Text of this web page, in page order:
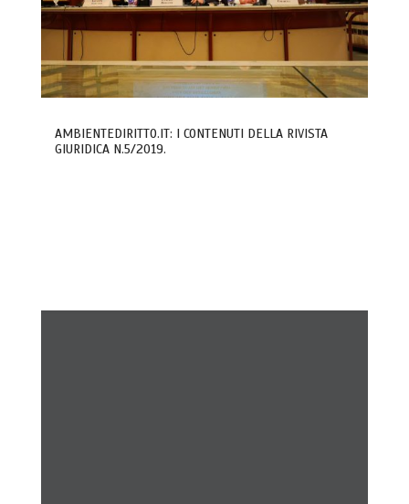
AMBIENTEDIRITTO.IT: I CONTENUTI DELLA RIVISTA
GIURIDICA N.5/2019.